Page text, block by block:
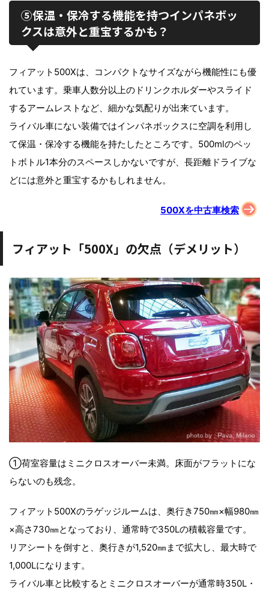
⑤保温・保冷する機能を持つインパネボッ
クスは意外と重宝するかも？
フィアット500Xは、コンパクトなサイズながら機能性にも優
れています。乗車人数分以上のドリンクホルダーやスライド
するアームレストなど、細かな気配りが出来ています。
ライバル車にない装備ではインパネボックスに空調を利用し
て保温・保冷する機能を持たしたところです。500mlのペッ
トボトル1本分のスペースしかないですが、長距離ドライブな
どには意外と重宝するかもしれません。
500Xを中古車検索
フィアット「500X」の欠点（デメリット）
①荷室容量はミニクロスオーバー未満。床面がフラットにな
らないのも残念。
フィアット500Xのラゲッジルームは、奥行き750㎜×幅980㎜
×高さ730㎜となっており、通常時で350Lの積載容量です。
リアシートを倒すと、奥行きが1,520㎜まで拡大し、最大時で
1,000Lになります。
ライバル車と比較するとミニクロスオーバーが通常時350L・